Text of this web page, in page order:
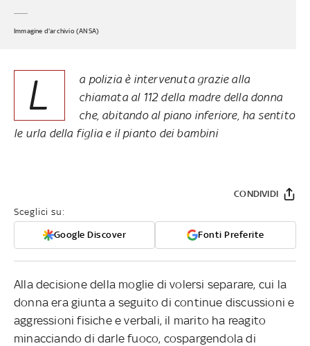
Immagine d'archivio (ANSA)
L
a polizia è intervenuta grazie alla
chiamata al 112 della madre della donna
che, abitando al piano inferiore, ha sentito
le urla della figlia e il pianto dei bambini
Sceglici su:
Google Discover Fonti Preferite
CONDIVIDI
Alla decisione della moglie di volersi separare, cui la
donna era giunta a seguito di continue discussioni e
aggressioni fisiche e verbali, il marito ha reagito
minacciando di darle fuoco, cospargendola di